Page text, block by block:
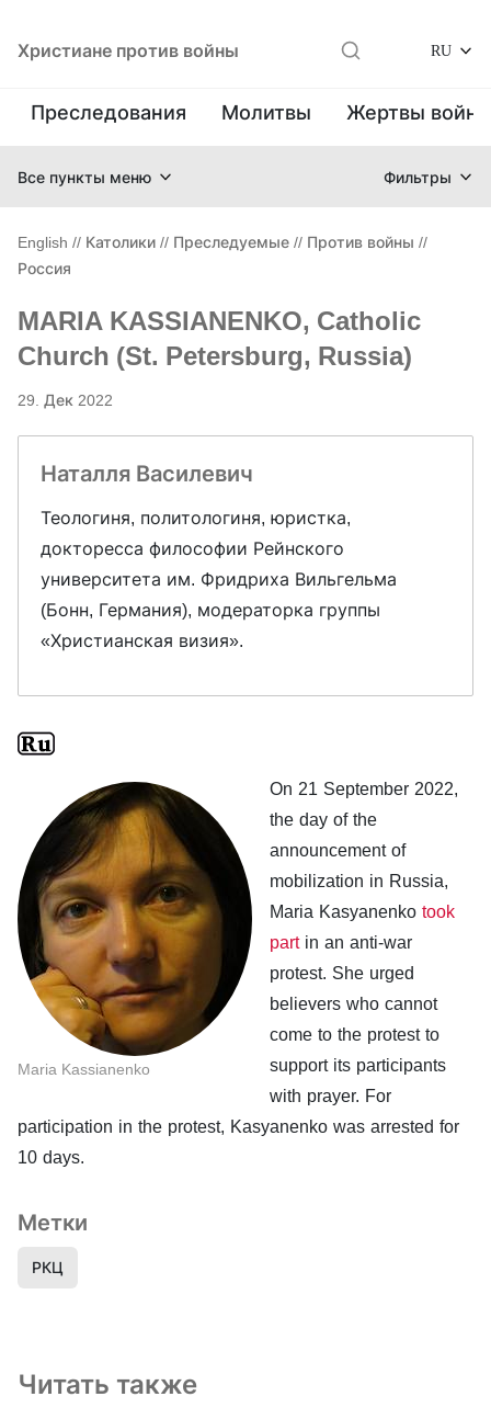
Христиане против войны RU
Преследования Молитвы Жертвы
Все пункты меню Фильтры
English // Католики // Преследуемые // Против войны //
Россия
MARIA KASSIANENKO, Catholic
Church (St. Petersburg, Russia)
29. Дек 2022
Наталля Василевич
Теологиня, политологиня, юристка,
докторесса философии Рейнского
университета им. Фридриха Вильгельма
(Бонн, Германия), модераторка группы
«Христианская визия».
Maria Kassianenko
On 21 September 2022,
the day of the
announcement of
mobilization in Russia,
Maria Kasyanenko took
partin an anti-war
protest. She urged
believers who cannot
come to the protest to
support its participants
with prayer. For
participation in the protest, Kasyanenko was arrested for
10 days.
Метки
РКЦ
Читать также